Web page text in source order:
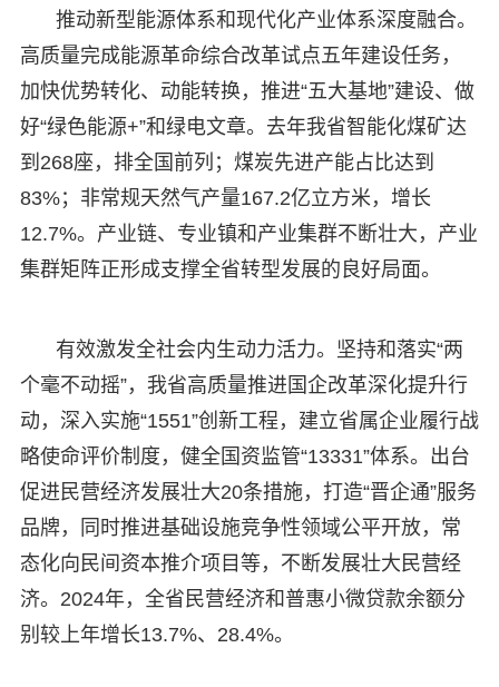
推动新型能源体系和现代化产业体系深度融合。
高质量完成能源革命综合改革试点五年建设任务，
加快优势转化、动能转换，推进“五大基地”建设、做
好“绿色能源+”和绿电文章。去年我省智能化煤矿达
到268座，排全国前列；煤炭先进产能占比达到
83%；非常规天然气产量167.2亿立方米，增长
12.7%。产业链、专业镇和产业集群不断壮大，产业
集群矩阵正形成支撑全省转型发展的良好局面。
有效激发全社会内生动力活力。坚持和落实“两
个毫不动摇”，我省高质量推进国企改革深化提升行
动，深入实施“1551”创新工程，建立省属企业履行战
略使命评价制度，健全国资监管“13331”体系。出台
促进民营经济发展壮大20条措施，打造“晋企通”服务
品牌，同时推进基础设施竞争性领域公平开放，常
态化向民间资本推介项目等，不断发展壮大民营经
济。2024年，全省民营经济和普惠小微贷款余额分
别较上年增长13.7%、28.4%。